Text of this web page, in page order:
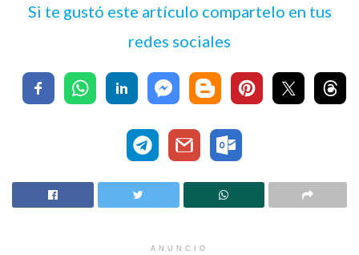
Si te gustó este artículo compartelo en tus
redes sociales
ANUNCIO